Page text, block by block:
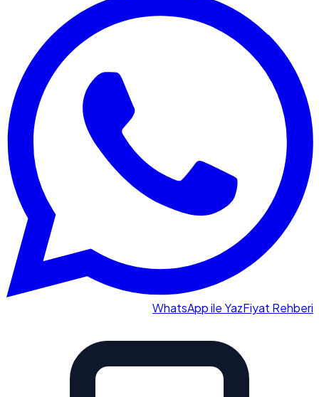
WhatsApp ile YazFiyat Rehberi